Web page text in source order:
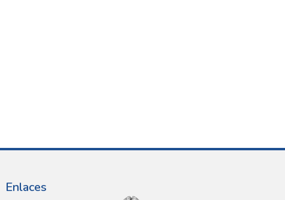
Enlaces